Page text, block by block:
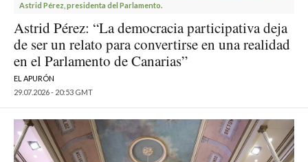
Astrid Pérez, presidenta del Parlamento.
Astrid Pérez: “La democracia participativa deja
de ser un relato para convertirse en una realidad
en el Parlamento de Canarias”
EL APURÓN
29.07.2026 - 20:53 GMT